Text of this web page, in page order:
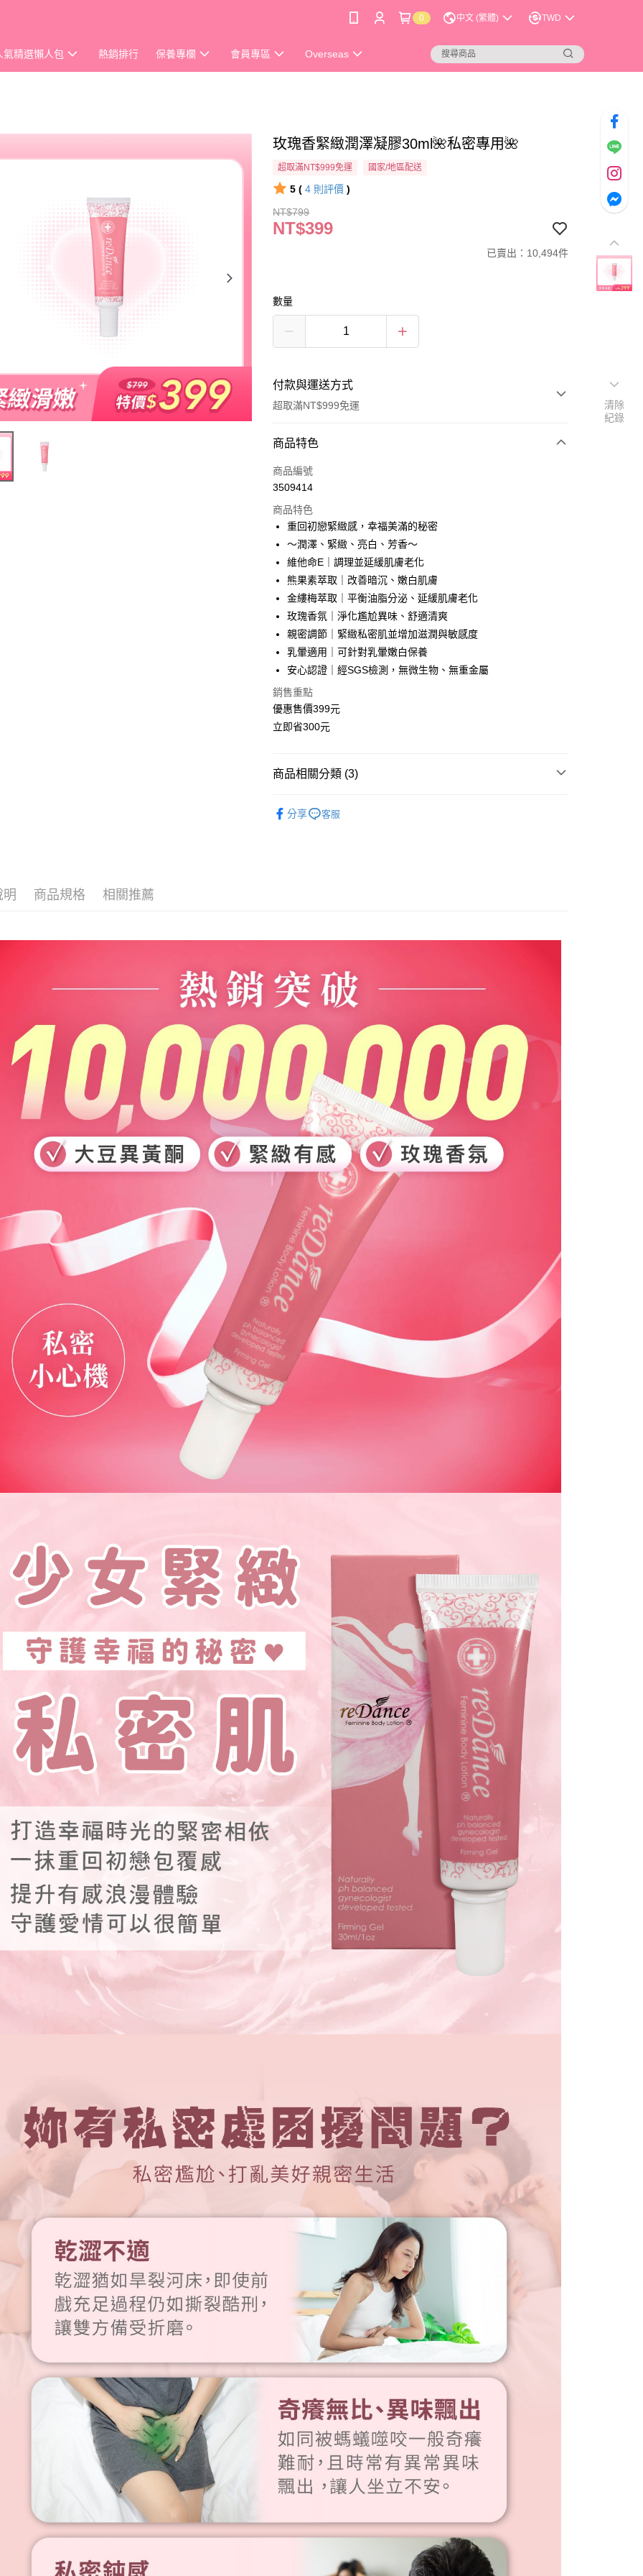
0 中文 (繁體) TWD
氣精選懶人包 熱銷排行 保養專欄 會員專區 Overseas
玫瑰香緊緻潤澤凝膠30ml🌺私密專用🌺
超取滿NT$999免運 國家/地區配送
5 ( 4 則評價 )
NT$799
NT$399
已賣出：10,494件
數量
付款與運送方式
超取滿NT$999免運
付款方式
信用卡一次付款
LINE Pay
Apple Pay
Google Pay
全盈+PAY
ATM付款
貨到付款
運送方式
全家取貨付款(運費)
付款後全家取貨運費
萊爾富取貨付款(運費)
每筆NT$60，滿NT$999(含以上)免運費
宅配
每筆NT$90，滿NT$1,200(含以上)免運費
離島宅配
每筆NT$280
貨到付款
每筆NT$90，滿NT$1,200(含以上)免運費
海外配送 (港澳地區)
海外配送 (中國大陸)
商品特色
商品編號
3509414
商品特色
重回初戀緊緻感，幸福美滿的秘密
～潤澤、緊緻、亮白、芳香～
維他命E｜調理並延緩肌膚老化
熊果素萃取｜改善暗沉、嫩白肌膚
金縷梅萃取｜平衡油脂分泌、延緩肌膚老化
玫瑰香氛｜淨化尷尬異味、舒適清爽
親密調節｜緊緻私密肌並增加滋潤與敏感度
乳暈適用｜可針對乳暈嫩白保養
安心認證｜經SGS檢測，無微生物、無重金屬
銷售重點
優惠售價399元
立即省300元
商品相關分類 (3)
分享 客服
明 商品規格 相關推薦
清除
紀錄